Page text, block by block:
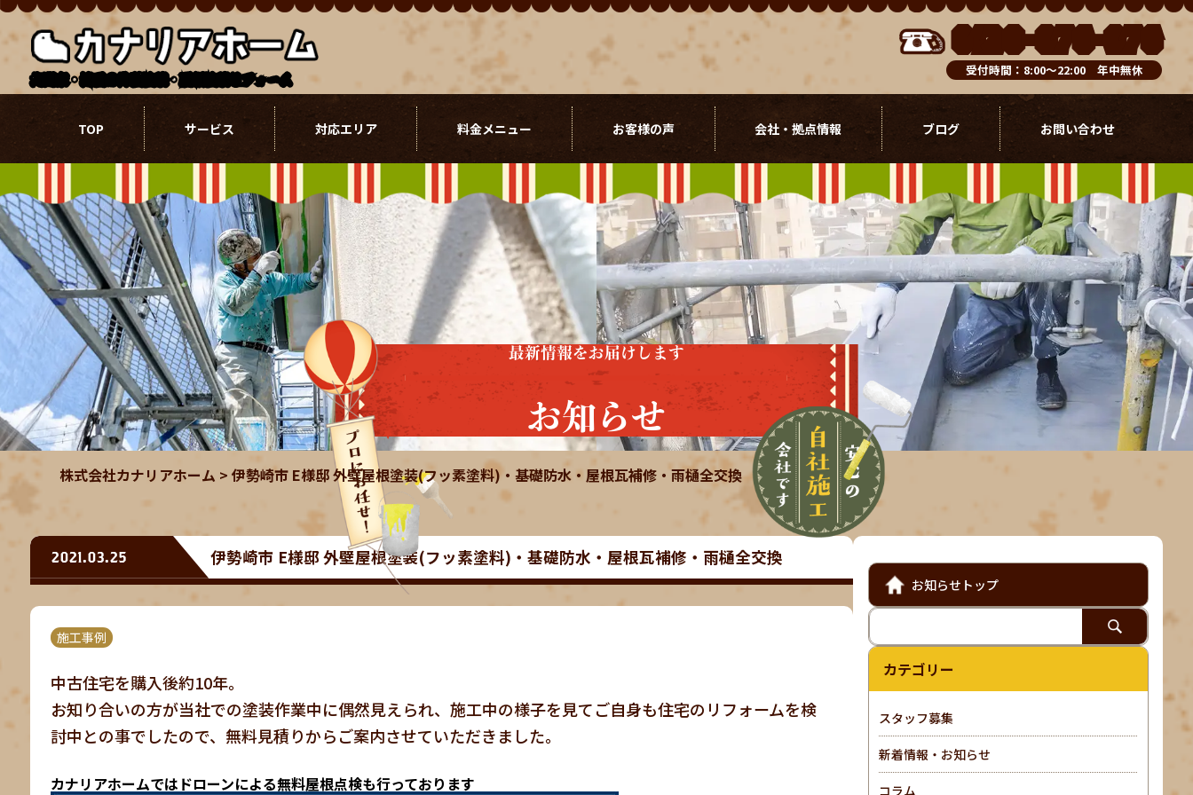
北関東・埼玉の外壁塗装・屋根塗装リフォーム
0120-076-976
受付時間：8:00～22:00 年中無休
TOP サービス 対応エリア 料金メニュー お客様の声 会社・拠点情報 ブログ お問い合わせ
最新情報をお届けします
お知らせ
株式会社カナリアホーム >伊勢崎市 E様邸 外壁屋根塗装(フッ素塗料)・基礎防水・屋根瓦補修・雨樋全交換
2021.03.25 伊勢崎市 E様邸 外壁屋根塗装(フッ素塗料)・基礎防水・屋根瓦補修・雨樋全交換
施工事例
中古住宅を購入後約10年。
お知り合いの方が当社での塗装作業中に偶然見えられ、施工中の様子を見てご自身も住宅のリフォームを検
討中との事でしたので、無料見積りからご案内させていただきました。
カナリアホームではドローンによる無料屋根点検も行っております
お知らせトップ
カテゴリー
スタッフ募集
新着情報・お知らせ
コラム